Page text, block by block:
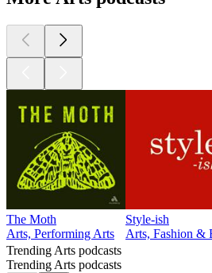
The Moth
Arts, Performing Arts
Style-ish
Arts, Fashion &
Trending Arts podcasts
Trending Arts podcasts